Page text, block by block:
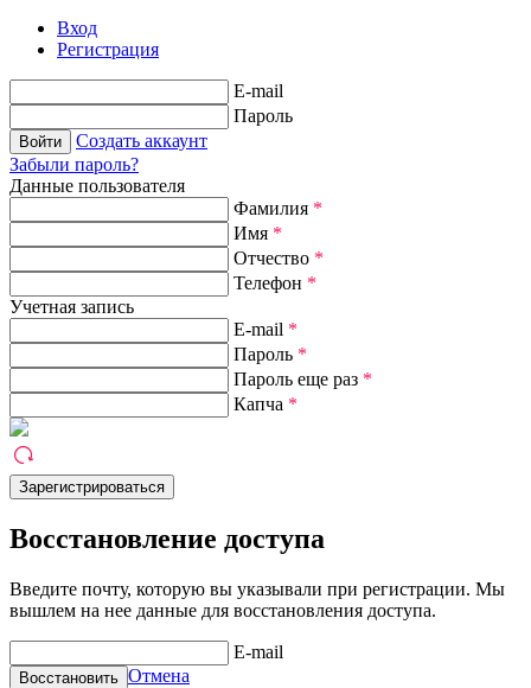
Вход
Регистрация
E-mail
Пароль
Создать аккаунт
Забыли пароль?
Данные пользователя
Фамилия *
Имя *
Отчество *
Телефон *
Учетная запись
E-mail *
Пароль *
Пароль еще раз *
Капча *
Восстановление доступа
Введите почту, которую вы указывали при регистрации. Мы
вышлем на нее данные для восстановления доступа.
E-mail
Отмена